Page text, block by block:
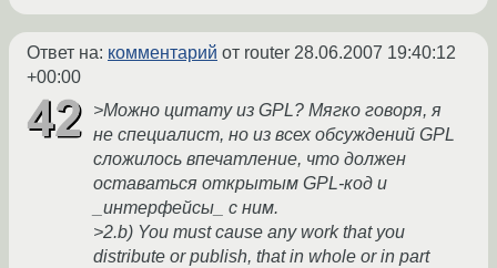
Ответ на: комментарий от router 28.06.2007 19:40:12
+00:00
>Можно цитату из GPL? Мягко говоря, я
не специалист, но из всех обсуждений GPL
сложилось впечатление, что должен
оставаться открытым GPL-код и
_интерфейсы_ с ним.
>2.b) You must cause any work that you
distribute or publish, that in whole or in part